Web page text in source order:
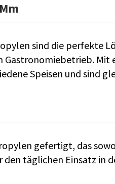
sind die perfekte
Mit
Speisen und sind
gefertigt, das
täglichen Einsatz in